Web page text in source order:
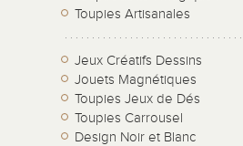
Toupies Artisanales
Jeux Créatifs Dessins
Jouets Magnétiques
Toupies Jeux de Dés
Toupies Carrousel
Design Noir et Blanc